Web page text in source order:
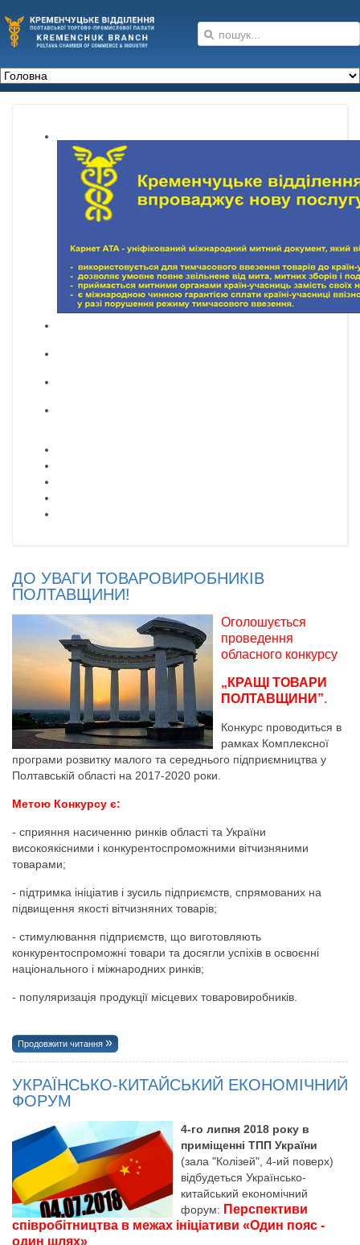
ДО УВАГИ ТОВАРОВИРОБНИКІВ
ПОЛТАВЩИНИ!
Оголошується
проведення
обласного конкурсу
„КРАЩІ ТОВАРИ
ПОЛТАВЩИНИ”.
Конкурс проводиться в
рамках Комплексної
програми розвитку малого та середнього підприємництва у
Полтавській області на 2017-2020 роки.
Метою Конкурсу є:
- сприяння насиченню ринків області та України
високоякісними і конкурентоспроможними вітчизняними
товарами;
- підтримка ініціатив і зусиль підприємств, спрямованих на
підвищення якості вітчизняних товарів;
- стимулювання підприємств, що виготовляють
конкурентоспроможні товари та досягли успіхів в освоєнні
національного і міжнародних ринків;
- популяризація продукції місцевих товаровиробників.
Продовжити читання
УКРАЇНСЬКО-КИТАЙСЬКИЙ ЕКОНОМІЧНИЙ
ФОРУМ
4-го липня 2018 року в
приміщенні ТПП України
(зала "Колізей", 4-ий поверх)
відбудеться Українсько-
китайський економічний
форум: Перспективи
співробітництва в межах ініціативи «Один пояс -
один шлях»